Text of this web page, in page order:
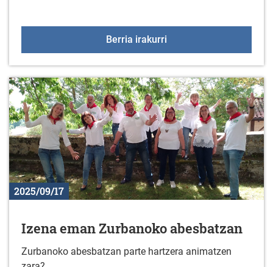
Berria irakurri
2025/09/17
Izena eman Zurbanoko abesbatzan
Zurbanoko abesbatzan parte hartzera animatzen